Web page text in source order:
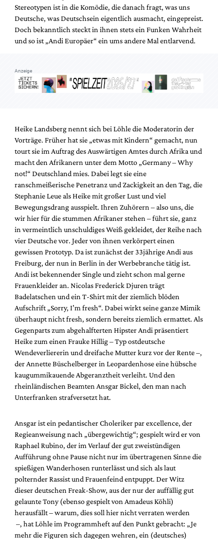
Stereotypen ist in die Komödie, die danach fragt, was uns
Deutsche, was Deutschsein eigentlich ausmacht, eingepreist.
Doch bekanntlich steckt in ihnen stets ein Funken Wahrheit
und so ist „Andi Europäer“ ein ums andere Mal entlarvend.
Anzeige
Heike Landsberg nennt sich bei Löhle die Moderatorin der
Vorträge. Früher hat sie „etwas mit Kindern“ gemacht, nun
tourt sie im Auftrag des Auswärtigen Amtes durch Afrika und
macht den Afrikanern unter dem Motto „Germany – Why
not!“ Deutschland mies. Dabei legt sie eine
ranschmeißerische Penetranz und Zackigkeit an den Tag, die
Stephanie Leue als Heike mit großer Lust und viel
Bewegungsdrang ausspielt. Ihren Zuhörern – also uns, die
wir hier für die stummen Afrikaner stehen – führt sie, ganz
in vermeintlich unschuldiges Weiß gekleidet, der Reihe nach
vier Deutsche vor. Jeder von ihnen verkörpert einen
gewissen Prototyp. Da ist zunächst der 33jährige Andi aus
Freiburg, der nun in Berlin in der Werbebranche tätig ist.
Andi ist bekennender Single und zieht schon mal gerne
Frauenkleider an. Nicolas Frederick Djuren trägt
Badelatschen und ein T-Shirt mit der ziemlich blöden
Aufschrift „Sorry, I’m fresh“. Dabei wirkt seine ganze Mimik
überhaupt nicht fresh, sondern bereits ziemlich ermattet. Als
Gegenparts zum abgehalfterten Hipster Andi präsentiert
Heike zum einen Frauke Hillig – Typ ostdeutsche
Wendeverliererin und dreifache Mutter kurz vor der Rente –,
der Annette Büschelberger in Leopardenhose eine hübsche
kaugummikauende Abgeranztheit verleiht. Und den
rheinländischen Beamten Ansgar Bickel, den man nach
Unterfranken strafversetzt hat.
Ansgar ist ein pedantischer Choleriker par excellence, der
Regieanweisung nach „übergewichtig“; gespielt wird er von
Raphael Rubino, der im Verlauf der gut zweistündigen
Aufführung ohne Pause nicht nur im übertragenen Sinne die
spießigen Wanderhosen runterlässt und sich als laut
polternder Rassist und Frauenfeind entpuppt. Der Witz
dieser deutschen Freak-Show, aus der nur der auffällig gut
gelaunte Tony (ebenso gespielt von Amadeus Köhli)
herausfällt – warum, dies soll hier nicht verraten werden
–, hat Löhle im Programmheft auf den Punkt gebracht: „Je
mehr die Figuren sich dagegen wehren, ein (deutsches)